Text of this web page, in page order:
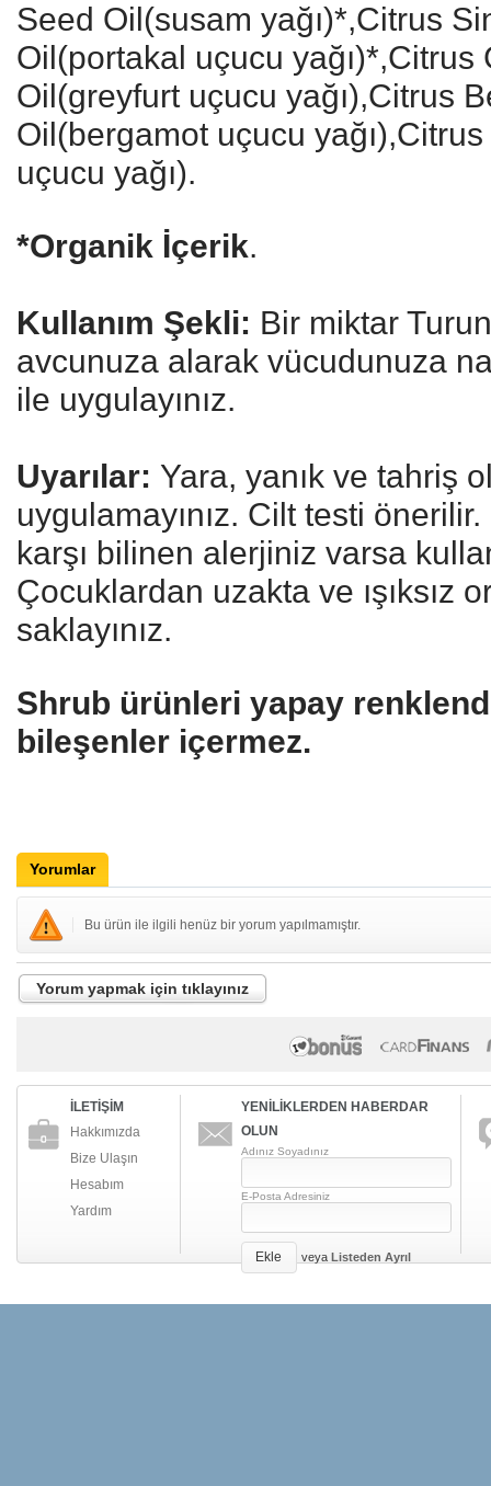
Seed Oil(susam yağı)*,Citrus
Oil(portakal uçucu yağı)*,Citrus
Oil(greyfurt uçucu yağı),Citrus
Oil(bergamot uçucu
uçucu yağı).
*Organik İçerik.
Kullanım Şekli: Bir miktar
avcunuza alarak vücudunuza
ile uygulayınız.
Uyarılar: Yara, yanık ve tahriş
uygulamayınız. Cilt testi
karşı bilinen alerjiniz varsa
Çocuklardan uzakta ve ışıksız
saklayınız.
Shrub ürünleri yapay
bileşenler içermez.
Yorumlar
Bu ürün ile ilgili henüz bir yorum yapılmamıştır.
Yorum yapmak için tıklayınız
İLETİŞİM
Hakkımızda
Bize Ulaşın
Hesabım
Yardım
YENİLİKLERDEN HABERDAR
OLUN
Adınız Soyadınız
E-Posta Adresiniz
Ekle veya Listeden Ayrıl